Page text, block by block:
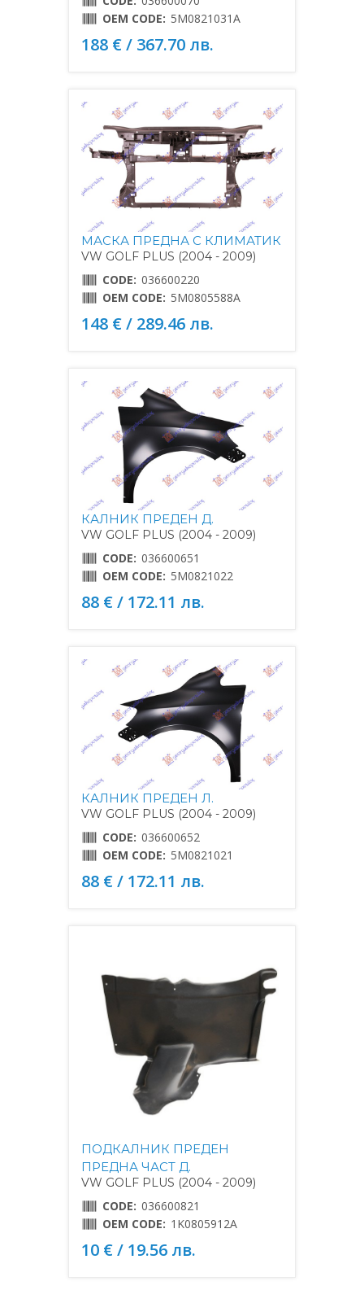
OEM CODE: 5M0821031A
188 € / 367.70 лв.
МАСКА ПРЕДНА С КЛИМАТИК
VW GOLF PLUS (2004 - 2009)
CODE: 036600220
OEM CODE: 5M0805588A
148 € / 289.46 лв.
КАЛНИК ПРЕДЕН Д.
VW GOLF PLUS (2004 - 2009)
CODE: 036600651
OEM CODE: 5M0821022
88 € / 172.11 лв.
КАЛНИК ПРЕДЕН Л.
VW GOLF PLUS (2004 - 2009)
CODE: 036600652
OEM CODE: 5M0821021
88 € / 172.11 лв.
ПОДКАЛНИК ПРЕДЕН
ПРЕДНА ЧАСТ Д.
VW GOLF PLUS (2004 - 2009)
CODE: 036600821
OEM CODE: 1K0805912A
10 € / 19.56 лв.